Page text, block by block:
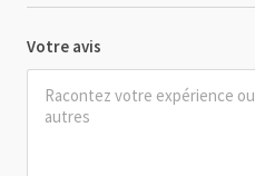
Votre avis